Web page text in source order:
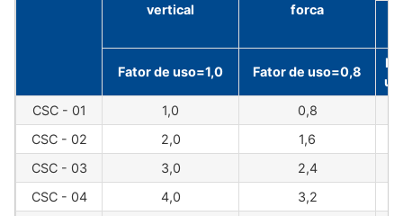
vertical
forca
Fator de uso=1,0 Fator de uso=0,8
CSC - 01
1,0 0,8
CSC - 02
2,0 1,6
CSC - 03
3,0 2,4
CSC - 04
4,0 3,2